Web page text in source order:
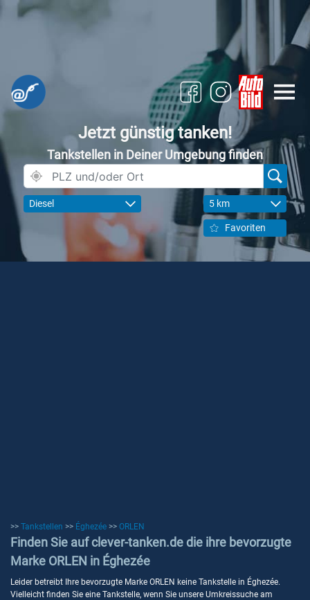
Jetzt günstig tanken!
Tankstellen in Deiner Umgebung finden
Diesel 5 km
Favoriten
>> Tankstellen >> Éghezée >> ORLEN
Finden Sie auf clever-tanken.de die ihre bevorzugte
Marke ORLEN in Éghezée
Leider betreibt Ihre bevorzugte Marke ORLEN keine Tankstelle in Éghezée.
Vielleicht finden Sie eine Tankstelle, wenn Sie unsere Umkreissuche am